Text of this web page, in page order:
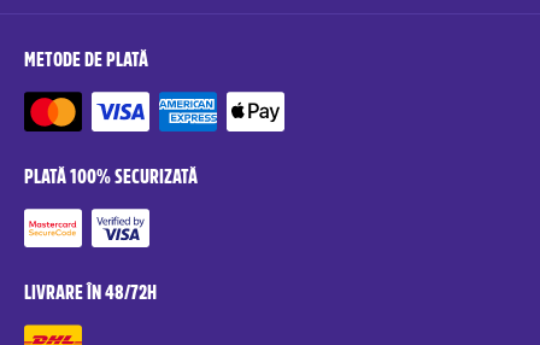
METODE DE PLATĂ
PLATĂ 100% SECURIZATĂ
LIVRARE ÎN 48/72H